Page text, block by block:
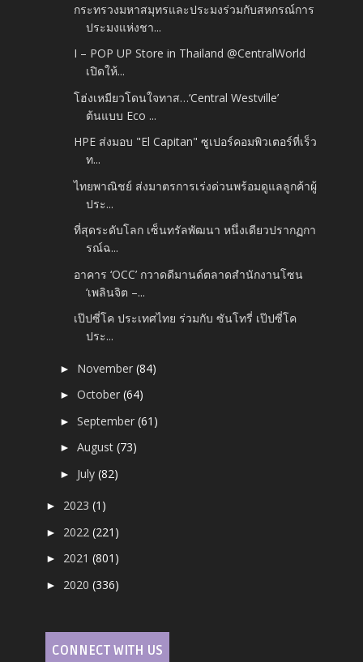
กระทรวงมหาสมุทรและประมงร่วมกับสหกรณ์การ
ประมงแห่งชา...
I – POP UP Store in Thailand @CentralWorld
เปิดให้...
โฮ่งเหมียวโดนใจทาส…‘Central Westville’
ต้นแบบ Eco ...
HPE ส่งมอบ "El Capitan" ซูเปอร์คอมพิวเตอร์ที่เร็ว
ท...
ไทยพาณิชย์ ส่งมาตรการเร่งด่วนพร้อมดูแลลูกค้าผู้
ประ...
ที่สุดระดับโลก เซ็นทรัลพัฒนา หนึ่งเดียวปรากฏกา
รณ์ฉ...
อาคาร ‘OCC’ กวาดดีมานด์ตลาดสำนักงานโซน
‘เพลินจิต –...
เป๊ปซี่โค ประเทศไทย ร่วมกับ ซันโทรี่ เป๊ปซี่โค
ประ...
► November(84)
►October(64)
►September(61)
►August(73)
► July(82)
► 2023(1)
► 2022(221)
► 2021(801)
► 2020(336)
CONNECT WITH US